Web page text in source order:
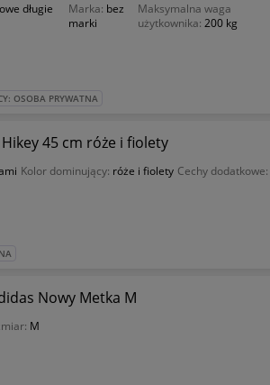
długie
Marka: bez
marki
Maksymalna waga
użytkownika:200 kg
OSOBA PRYWATNA
45 cm róże i fiolety
Kolor dominujący: róże i fiolety Cechy dodatkowe:
Nowy Metka M
M